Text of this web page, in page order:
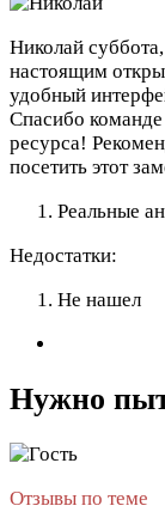
Николай
настоящим
удобный
Спасибо команде
ресурса!
посетить этот
Реальные
Недостатки:
Не нашел
Нужно
Отзывы по теме